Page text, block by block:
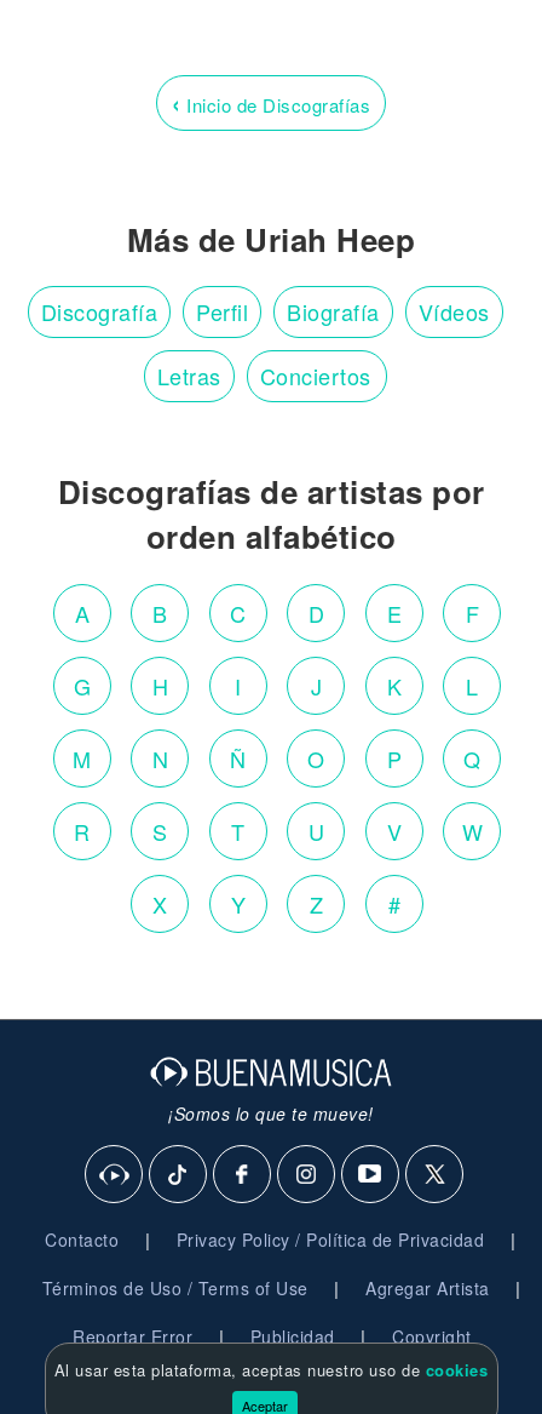
‹ Inicio de Discografías
Más de Uriah Heep
Discografía Perfil Biografía Vídeos
Letras Conciertos
Discografías de artistas por
orden alfabético
A B C D E F
G H I J K L
M N Ñ O P Q
R S T U V W
X Y Z #
¡Somos lo que te mueve!
Contacto | Privacy Policy / Política de Privacidad |
Términos de Uso / Terms of Use | Agregar Artista |
Reportar Error | Publicidad | Copyright
© 2026 BuenaMusica.com - Derechos Reservados
Al usar esta plataforma, aceptas nuestro uso de cookies
Aceptar